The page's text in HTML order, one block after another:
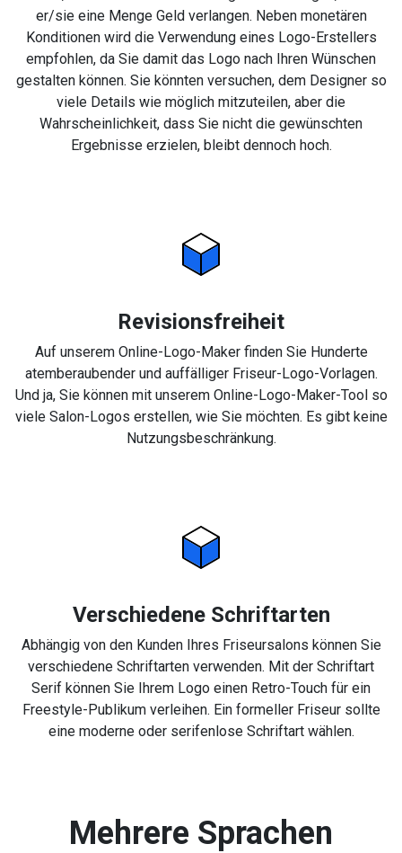
er/sie eine Menge Geld verlangen. Neben monetären
Konditionen wird die Verwendung eines Logo-Erstellers
empfohlen, da Sie damit das Logo nach Ihren Wünschen
gestalten können. Sie könnten versuchen, dem Designer so
viele Details wie möglich mitzuteilen, aber die
Wahrscheinlichkeit, dass Sie nicht die gewünschten
Ergebnisse erzielen, bleibt dennoch hoch.
Revisionsfreiheit
Auf unserem Online-Logo-Maker finden Sie Hunderte
atemberaubender und auffälliger Friseur-Logo-Vorlagen.
Und ja, Sie können mit unserem Online-Logo-Maker-Tool so
viele Salon-Logos erstellen, wie Sie möchten. Es gibt keine
Nutzungsbeschränkung.
Verschiedene Schriftarten
Abhängig von den Kunden Ihres Friseursalons können Sie
verschiedene Schriftarten verwenden. Mit der Schriftart
Serif können Sie Ihrem Logo einen Retro-Touch für ein
Freestyle-Publikum verleihen. Ein formeller Friseur sollte
eine moderne oder serifenlose Schriftart wählen.
Mehrere Sprachen